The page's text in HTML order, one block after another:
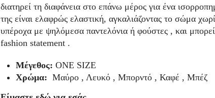
διατηρεί τη διαφάνεια στο επάνω μέρος για ένα
της είναι ελαφρώς ελαστική, αγκαλιάζοντας το σώμα
υπέροχα με ψηλόμεσα παντελόνια ή φούστες , και
fashion statement .
Μέγεθος: ONE SIZE
Χρώμα: Μαύρο , Λευκό , Μπορντό , Καφέ , Μπέζ